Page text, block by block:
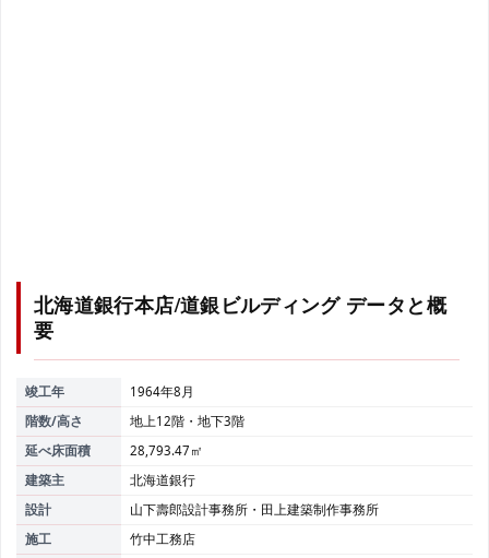
北海道銀行本店/道銀ビルディング データと概
要
竣工年
1964年8月
階数/高さ
地上12階・地下3階
延べ床面積
28,793.47㎡
建築主
北海道銀行
設計
山下壽郎設計事務所・田上建築制作事務所
施工
竹中工務店